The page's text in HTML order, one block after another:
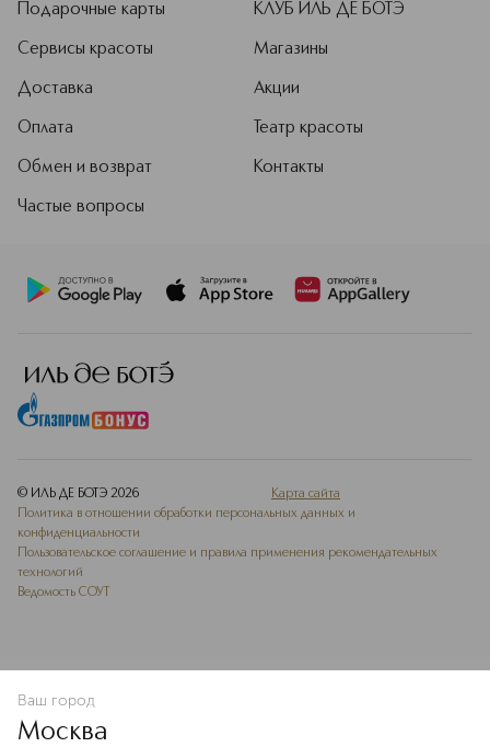
В КОРЗИНУ
Подарочные карты
Сервисы красоты
Доставка
Оплата
Обмен и возврат
Частые вопросы
КЛУБ ИЛЬ ДЕ БОТЭ
Магазины
Акции
Театр красоты
Контакты
© ИЛЬ ДЕ БОТЭ 2026
Карта сайта
Политика в отношении обработки персональных данных и
конфиденциальности
Пользовательское соглашение и правила применения рекомендательных
технологий
Ведомость СОУТ
Ваш город
Москва